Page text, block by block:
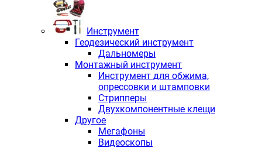
Инструмент
Геодезический инструмент
Дальномеры
Монтажный инструмент
Инструмент для обжима,
опрессовки и штамповки
Стрипперы
Двухкомпонентные клещи
Другое
Мегафоны
Видеоскопы